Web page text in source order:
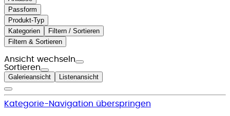
Passform
Produkt-Typ
Kategorien
Filtern / Sortieren
Filtern & Sortieren
Ansicht wechseln
Sortieren
Galerieansicht Listenansicht
Kategorie-Navigation überspringen